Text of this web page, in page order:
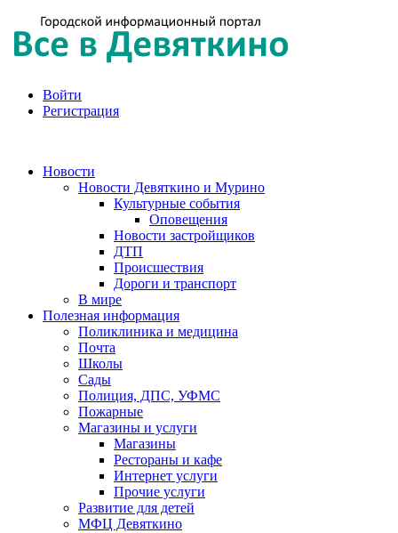
Войти
Регистрация
Новости
Новости Девяткино и Мурино
Культурные события
Оповещения
Новости застройщиков
ДТП
Происшествия
Дороги и транспорт
В мире
Полезная информация
Поликлиника и медицина
Почта
Школы
Сады
Полиция, ДПС, УФМС
Пожарные
Магазины и услуги
Магазины
Рестораны и кафе
Интернет услуги
Прочие услуги
Развитие для детей
МФЦ Девяткино